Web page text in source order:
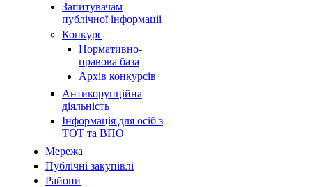
Запитувачам
публічної інформаціі
Конкурс
Нормативно-
правова база
Архів конкурсів
Антикорупційна
діяльність
Інформація для осіб з
ТОТ та ВПО
Мережа
Публічні закупівлі
Райони